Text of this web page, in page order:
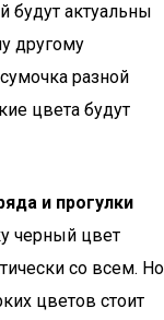
актуальны
другому
разной
цвета будут
и прогулки
черный цвет
со всем. Но
цветов стоит